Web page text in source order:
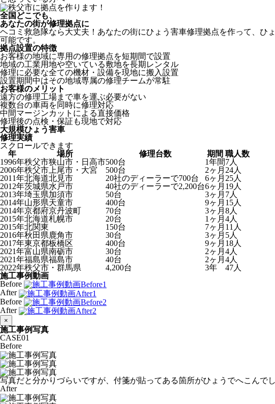
全国どこでも、
あなたの街が修理拠点に
ヘコミ救急隊なら大丈夫！あなたの街にひょう害車修理拠点を作って、
可能です。
拠点設置の特徴
お客様の地域に専用の修理拠点を短期間で設置
地域の工業用地や空いている敷地を長期レンタル
修理に必要な全ての機材・設備を現地に搬入設置
設置期間中はその地域専属の修理チームが常駐
お客様のメリット
遠方の修理工場まで車を運ぶ必要がない
複数台の車両を同時に修理対応
中間マージンカットによる直接価格
修理後の点検・保証も現地で対応
大規模ひょう害車
修理実績
スクロールできます
年
場所 修理台数 期間 職人数
1996年秩父市狭山市・日高市500台 1年間7人
2006年秩父市上尾市・大宮 500台 2ヶ月 24人
2011年北海道北見市 20社のディーラーで700台 6ヶ月 25人
2012年茨城県水戸市 40社のディーラーで2,200台6ヶ月 19人
2013年埼玉県加須市 50台 3ヶ月 7人
2014年山形県天童市 400台 9ヶ月 15人
2014年京都府京丹波町 70台 3ヶ月 8人
2015年北海道札幌市 20台 1ヶ月 4人
2015年北関東 150台 7ヶ月 11人
2016年秋田県鹿角市 30台 3ヶ月 5人
2017年東京都板橋区 400台 9ヶ月 18人
2021年富山県南砺市 30台 2ヶ月 4人
2021年福島県福島市 40台 2ヶ月 4人
2022年秩父市・群馬県 4,200台 3年
47人
施工事例動画
Before
After
Before
After
×
施工事例写真
CASE01
Before
写真だと分かりづらいですが、付箋が貼ってある箇所がひょうでへこんで
After